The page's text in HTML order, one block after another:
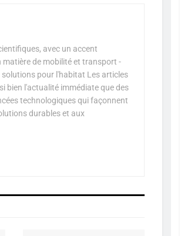
avec un accent
matière de mobilité et transport -
pour l'habitat Les articles
bien l'actualité immédiate que des
technologiques qui façonnent
durables et aux